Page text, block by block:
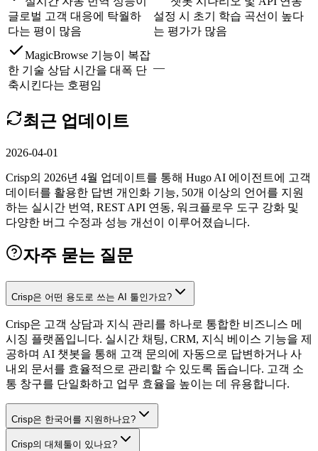
글로벌 고객 대응에 탁월하
다는 평이 많음
설정 시 초기 학습 곡선이 높다
는 평가가 많음
MagicBrowse 기능이 복잡
한 기술 상담 시간을 대폭 단
축시킨다는 호평임
—
최근 업데이트
2026-04-01
Crisp의 2026년 4월 업데이트를 통해 Hugo AI 에이전트에 고객
데이터를 활용한 답변 개인화 기능, 50개 이상의 언어를 지원
하는 실시간 번역, REST API 연동, 워크플로우 도구 강화 및
다양한 버그 수정과 성능 개선이 이루어졌습니다.
자주 묻는 질문
Crisp은 어떤 용도로 쓰는 AI 툴인가요?
Crisp은 고객 상담과 지식 관리를 하나로 통합한 비즈니스 메
시징 플랫폼입니다. 실시간 채팅, CRM, 지식 베이스 기능을 제
공하며 AI 챗봇을 통해 고객 문의에 자동으로 답변하거나 사
내외 문서를 효율적으로 관리할 수 있도록 돕습니다. 고객 소
통 창구를 단일화하고 업무 효율을 높이는 데 유용합니다.
Crisp은 한국어를 지원하나요?
Crisp의 대체툴이 있나요?